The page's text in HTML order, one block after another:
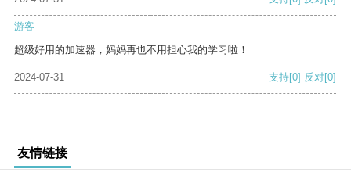
游客
超级好用的加速器，妈妈再也不用担心我的学习啦！
2024-07-31 支持[0] 反对[0]
友情链接